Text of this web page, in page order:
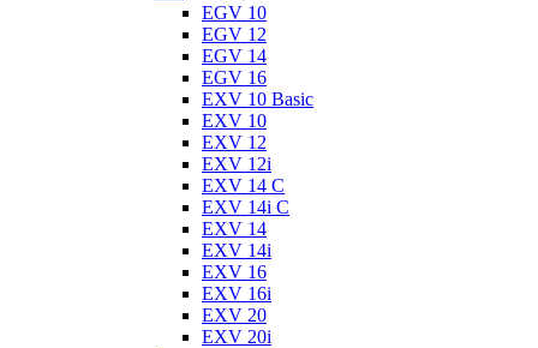
EGV 10
EGV 12
EGV 14
EGV 16
EXV 10 Basic
EXV 10
EXV 12
EXV 12i
EXV 14 C
EXV 14i C
EXV 14
EXV 14i
EXV 16
EXV 16i
EXV 20
EXV 20i